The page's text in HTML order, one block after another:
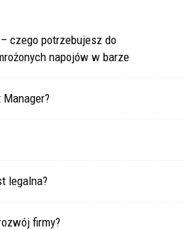
czego potrzebujesz do
napojów w barze
legalna?
firmy?